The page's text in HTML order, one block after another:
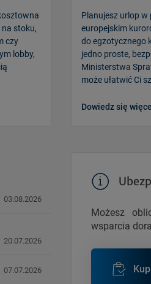
stoku,
czy
lobby,
Planujesz urlop
europejskim
do egzotycznego
jedno proste,
Ministerstwa
może ułatwić Ci
Dowiedz się
03.08.2026
20.07.2026
07.07.2026
Możesz
wsparcia